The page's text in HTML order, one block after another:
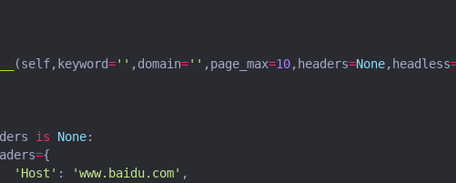
(self, keyword='' ,domain='' ,page_max=10, headers=None, headless
is None:
={
'Host' : 'www.baidu.com' ,